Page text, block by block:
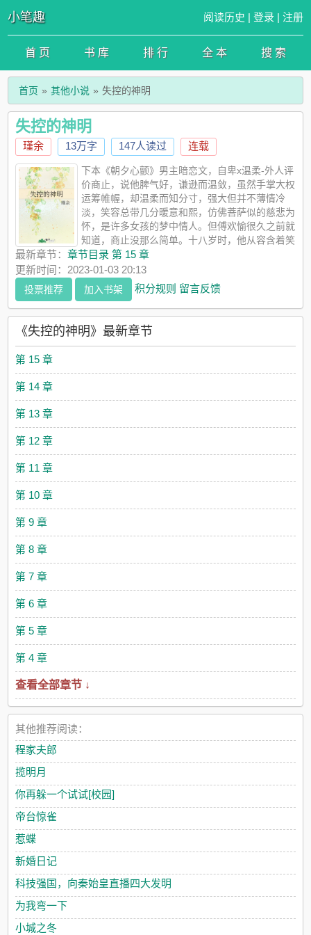
小笔趣 阅读历史 | 登录 | 注册
首 页 书 库 排 行 全 本 搜 索
首页 其他小说 失控的神明
失控的神明
瑾余 13万字 147人读过 连载
下本《朝夕心颤》男主暗恋文，自卑x温柔-外人评
价商止，说他脾气好，谦逊而温敛，虽然手掌大权
运筹帷幄，却温柔而知分寸，强大但并不薄情冷
淡，笑容总带几分暖意和熙，仿佛菩萨似的慈悲为
怀，是许多女孩的梦中情人。但傅欢愉很久之前就
知道，商止没那么简单。十八岁时，他从容含着笑
扼住她腰，凉凉指尖攀上她的脸，捏得温柔而缠绵，眼神流转，
疯野慵懒，嗓音低低地在她耳旁留下一句。“傅小姐好不讲道理，
招惹了我居然还想着脱身么。”两面三刀白莲花x温柔败类危险关
系极限拉扯每天都在作死边缘疯狂试探后大佬爱上了我并日渐疯
狂就喜欢一些禁欲系失控文学阅读提示：1宠文，男主很宠，没啥
底线，爹系2每天下午六点更新3sc双初4微博瑾余啊5接受批评，
温柔一点就好下本《朝夕心颤》林亦书有喜欢的人，但家里很早
中时的同桌，那个每天穿着洗得发白的衣服上学，总是沉默寡
言，一学期都不会跟她说话超过五句的沈呈。林亦书一直以为沈
呈讨厌自己，直到她因为梁佑从高处落下来摔得满头是血，他抱
着她泣不成声，浑身颤抖的时候，林亦书才知道，他的怀抱原来
是这样的炙热。后来大学毕业那年，林亦书嫁给了沈呈。所有人
都觉得她是为了报恩，就连沈呈也是这么想的。婚后的沈呈对林
亦书百依百顺，她想吃的东西，第二天的餐桌上一定会有，她想
穿的裙子，没多久就会挂在她的衣柜，她想去的地方，沈呈推掉
工作也会陪她，就连做噩梦，他都会手足无措的哄很久。林亦书
以为沈呈也和她同样幸福。直到有一天，沈呈满身酒气地将她压
喜欢一下我好不好？”林亦书：？-她永远不会知道，我为了能被她
次考试结束后，换她一句——“哇，沈呈好厉害。”暗恋是一个人的
朝朝夕夕，年年复年年的心动，是少年人清澈干净的喜欢。”
202278
最新章节：章节目录 第 15 章
更新时间：2023-01-03 20:13
投票推荐 加入书架 积分规则 留言反馈
《失控的神明》最新章节
第 15 章
第 14 章
第 13 章
第 12 章
第 11 章
第 10 章
第 9 章
第 8 章
第 7 章
第 6 章
第 5 章
第 4 章
查看全部章节 ↓
其他推荐阅读：
程家夫郎
揽明月
你再躲一个试试[校园]
帝台惊雀
惹蝶
新婚日记
科技强国，向秦始皇直播四大发明
为我弯一下
小城之冬